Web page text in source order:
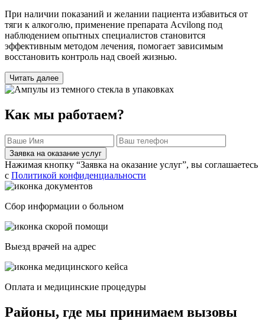
При наличии показаний и желании пациента избавиться от
тяги к алкоголю, применение препарата Acvilong под
наблюдением опытных специалистов становится
эффективным методом лечения, помогает зависимым
восстановить контроль над своей жизнью.
Читать далее
Как мы работаем?
Заявка на оказание услуг
Нажимая кнопку “Заявка на оказание услуг”, вы соглашаетесь
с Политикой конфиденциальности
Сбор информации о больном
Выезд врачей на адрес
Оплата и медицинские процедуры
Районы, где мы принимаем вызовы